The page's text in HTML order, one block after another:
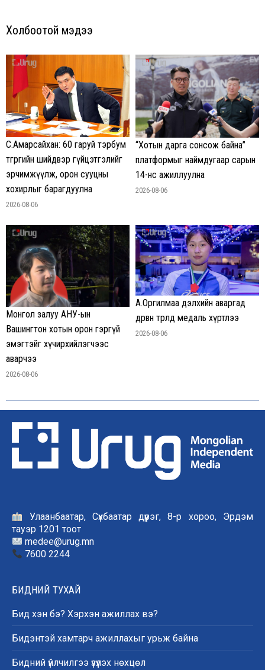
Холбоотой мэдээ
С.Амарсайхан: 60 гаруй тэрбум
төгрөгийн шийдвэр гүйцэтгэлийг
эрчимжүүлж, орон сууцны
хохирлыг барагдуулна
2026-08-06
“Хотын дарга сонсож байна”
платформыг наймдугаар сарын
14-нөөс ажиллуулна
2026-08-06
Монгол залуу АНУ-ын
Вашингтон хотын орон гэргүй
эмэгтэйг хүчирхийлэгчээс
аварчээ
2026-08-06
А.Оргилмаа дэлхийн аваргад
дөрвөн төрөлд медаль хүртлээ
2026-08-06
Улаанбаатар, Сүхбаатар дүүрэг, 8-р хороо, Эрдэм
тауэр 1201 тоот
medee@urug.mn
7600 2244
БИДНИЙ ТУХАЙ
Бид хэн бэ? Хэрхэн ажиллах вэ?
Бидэнтэй хамтарч ажиллахыг урьж байна
Бидний үйлчилгээ үзүүлэх нөхцөл